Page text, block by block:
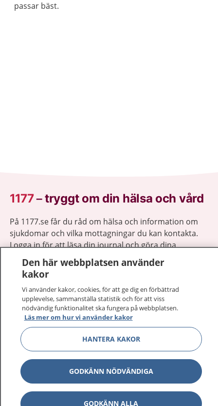
passar bäst.
1177–tryggt om din hälsa och vård
På 1177.se får du råd om hälsa och information om
sjukdomar och vilka mottagningar du kan kontakta.
Logga in för att läsa din journal och göra dina
vårdärenden. Ring telefonnummer 1177 för
sjukvårdsrådgivning dygnet runt.
1177 ger dig råd när du vill må bättre.
1177 på flera språk Visa
Om 1177 Visa
Kontakt Visa
Den här webbplatsen använder
kakor
Vi använder kakor, cookies, för att ge dig en förbättrad
upplevelse, sammanställa statistik och för att viss
nödvändig funktionalitet ska fungera på webbplatsen.
Läs mer om hur vi använder kakor
HANTERA KAKOR
GODKÄNN NÖDVÄNDIGA
GODKÄNN ALLA